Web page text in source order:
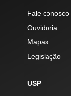
Fale conosco
Ouvidoria
Mapas
Legislação
USP